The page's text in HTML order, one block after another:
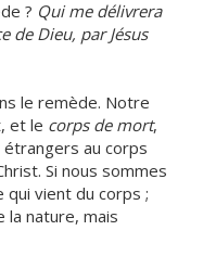
? Qui me délivrera
de Dieu, par Jésus
le remède. Notre
et le corps de mort,
au corps
Si nous sommes
qui vient du corps ;
la nature, mais